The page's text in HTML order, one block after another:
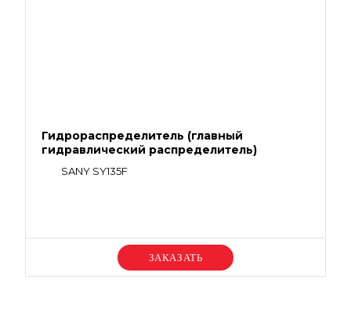
Гидрораспределитель (главный
гидравлический распределитель)
SANY SY135F
Уточняйте цену